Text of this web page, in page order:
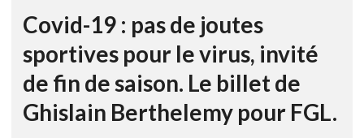
Covid-19 : pas de joutes
sportives pour le virus, invité
de fin de saison. Le billet de
Ghislain Berthelemy pour FGL.